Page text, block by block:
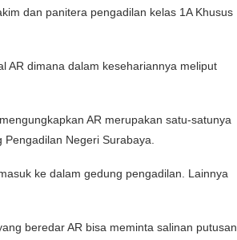
dan panitera pengadilan kelas 1A Khusus
AR dimana dalam kesehariannya meliput
AR merupakan satu-satunya
Negeri Surabaya.
ke dalam gedung pengadilan. Lainnya
beredar AR bisa meminta salinan putusan